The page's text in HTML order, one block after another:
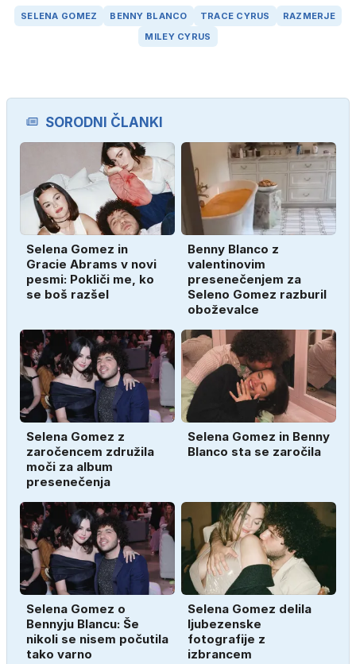
SELENA GOMEZ BENNY BLANCO TRACE CYRUS
RAZMERJE
MILEY CYRUS
SORODNI ČLANKI
Selena Gomez in
Gracie Abrams v novi
pesmi: Pokliči me, ko
se boš razšel
Benny Blanco z
valentinovim
presenečenjem za
Seleno Gomez razburil
oboževalce
Selena Gomez z
zaročencem združila
moči za album
presenečenja
Selena Gomez in Benny
Blanco sta se zaročila
Selena Gomez o
Bennyju Blancu: Še
nikoli se nisem počutila
tako varno
Selena Gomez delila
ljubezenske
fotografije z
izbrancem